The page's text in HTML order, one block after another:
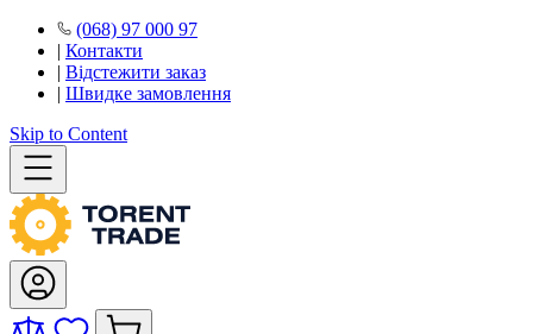
(068) 97 000 97
| Контакти
| Відстежити заказ
| Швидке замовлення
Skip to Content